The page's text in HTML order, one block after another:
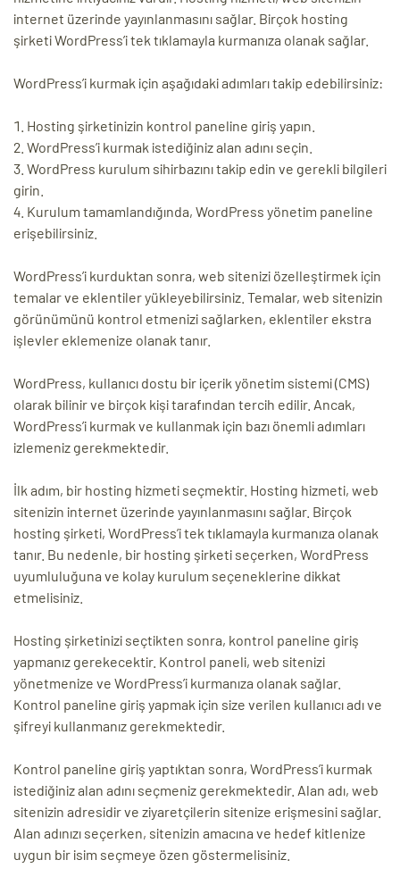
internet üzerinde yayınlanmasını sağlar. Birçok hosting
şirketi WordPress’i tek tıklamayla kurmanıza olanak sağlar.
WordPress’i kurmak için aşağıdaki adımları takip edebilirsiniz:
Hosting şirketinizin kontrol paneline giriş yapın.
WordPress’i kurmak istediğiniz alan adını seçin.
WordPress kurulum sihirbazını takip edin ve gerekli bilgileri
girin.
Kurulum tamamlandığında, WordPress yönetim paneline
erişebilirsiniz.
WordPress’i kurduktan sonra, web sitenizi özelleştirmek için
temalar ve eklentiler yükleyebilirsiniz. Temalar, web sitenizin
görünümünü kontrol etmenizi sağlarken, eklentiler ekstra
işlevler eklemenize olanak tanır.
WordPress, kullanıcı dostu bir içerik yönetim sistemi (CMS)
olarak bilinir ve birçok kişi tarafından tercih edilir. Ancak,
WordPress’i kurmak ve kullanmak için bazı önemli adımları
izlemeniz gerekmektedir.
İlk adım, bir hosting hizmeti seçmektir. Hosting hizmeti, web
sitenizin internet üzerinde yayınlanmasını sağlar. Birçok
hosting şirketi, WordPress’i tek tıklamayla kurmanıza olanak
tanır. Bu nedenle, bir hosting şirketi seçerken, WordPress
uyumluluğuna ve kolay kurulum seçeneklerine dikkat
etmelisiniz.
Hosting şirketinizi seçtikten sonra, kontrol paneline giriş
yapmanız gerekecektir. Kontrol paneli, web sitenizi
yönetmenize ve WordPress’i kurmanıza olanak sağlar.
Kontrol paneline giriş yapmak için size verilen kullanıcı adı ve
şifreyi kullanmanız gerekmektedir.
Kontrol paneline giriş yaptıktan sonra, WordPress’i kurmak
istediğiniz alan adını seçmeniz gerekmektedir. Alan adı, web
sitenizin adresidir ve ziyaretçilerin sitenize erişmesini sağlar.
Alan adınızı seçerken, sitenizin amacına ve hedef kitlenize
uygun bir isim seçmeye özen göstermelisiniz.